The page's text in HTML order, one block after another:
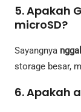
5. Apakah
microSD?
Sayangnya
storage besar,
6. Apakah